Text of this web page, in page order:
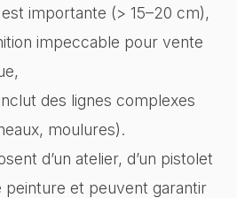
importante (> 15–20 cm),
impeccable pour vente
des lignes complexes
moulures).
d’un atelier, d’un pistolet
peinture et peuvent garantir